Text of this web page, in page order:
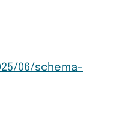
06/schema-